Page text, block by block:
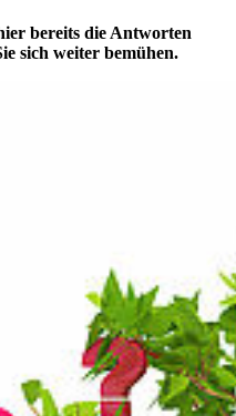
bereits die Antworten
sich weiter bemühen.